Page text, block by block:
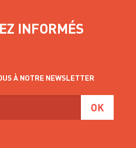
INFORMÉS
À NOTRE NEWSLETTER